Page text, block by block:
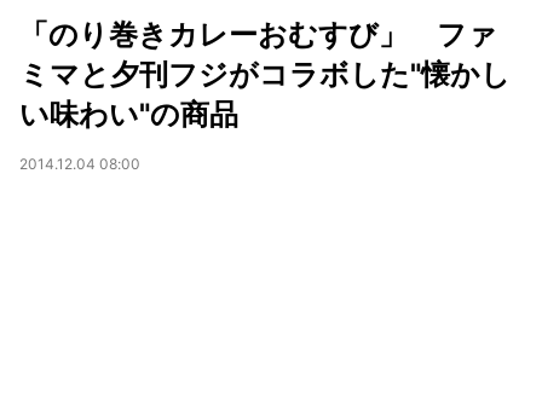
「のり巻きカレーおむすび」 ファ
ミマと夕刊フジがコラボした"懐かし
い味わい"の商品
2014.12.04 08:00